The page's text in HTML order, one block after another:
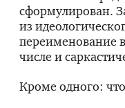
сформулирован.
из
переименование
числе и
Кроме одного: